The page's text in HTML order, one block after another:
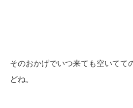
そのおかげでいつ来ても空いてて
どね。